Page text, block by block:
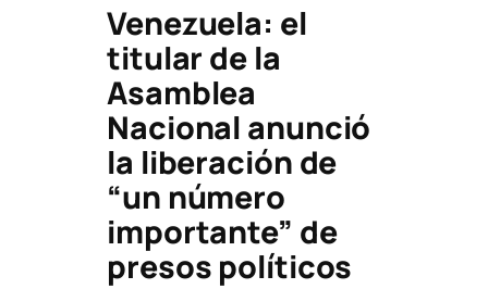
Venezuela: el
titular de la
Asamblea
Nacional anunció
la liberación de
“un número
importante” de
presos políticos